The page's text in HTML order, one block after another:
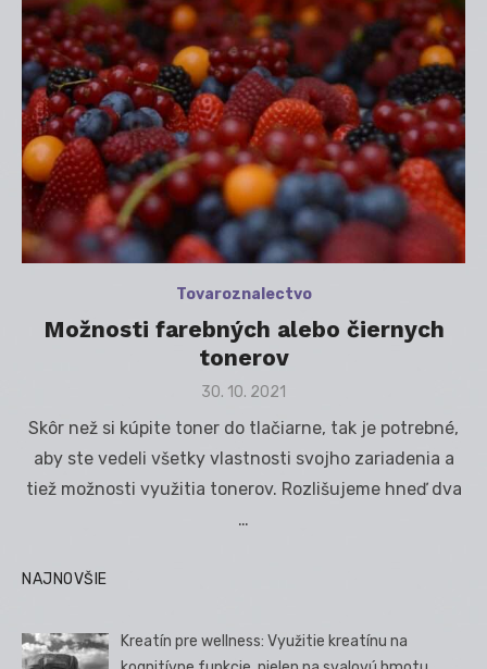
Tovaroznalectvo
Možnosti farebných alebo čiernych
tonerov
Posted
30. 10. 2021
Skôr než si kúpite toner do tlačiarne, tak je potrebné,
aby ste vedeli všetky vlastnosti svojho zariadenia a
tiež možnosti využitia tonerov. Rozlišujeme hneď dva
…
NAJNOVŠIE
Kreatín pre wellness: Využitie kreatínu na